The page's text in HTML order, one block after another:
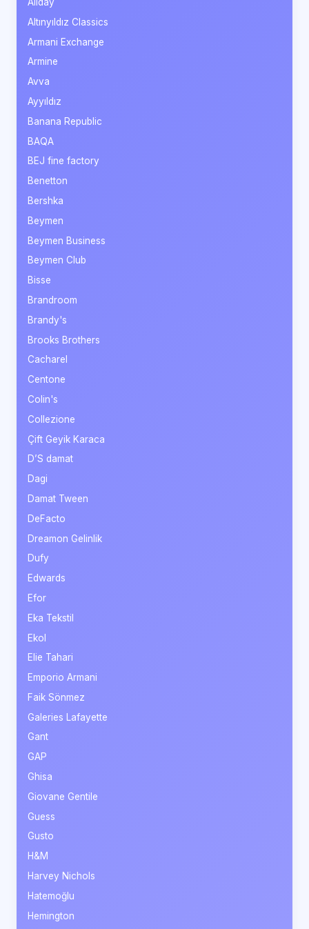
Altınyıldız Classics
Armani Exchange
Armine
Avva
Ayyıldız
Banana Republic
BAQA
BEJ fine factory
Benetton
Bershka
Beymen
Beymen Business
Beymen Club
Bisse
Brandroom
Brandy's
Brooks Brothers
Cacharel
Centone
Colin's
Collezione
Çift Geyik Karaca
D’S damat
Dagi
Damat Tween
DeFacto
Dreamon Gelinlik
Dufy
Edwards
Efor
Eka Tekstil
Ekol
Elie Tahari
Emporio Armani
Faik Sönmez
Galeries Lafayette
Gant
GAP
Ghisa
Giovane Gentile
Guess
Gusto
H&M
Harvey Nichols
Hatemoğlu
Hemington